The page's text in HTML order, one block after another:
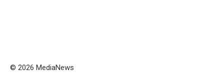
© 2026 MediaNews